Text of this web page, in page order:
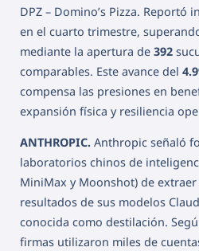
DPZ – Domino’s Pizza. Reportó
en el cuarto trimestre,
mediante la apertura de 392
comparables. Este avance del
compensa las presiones en
expansión física y resiliencia
ANTHROPIC. Anthropic señaló
laboratorios chinos de
MiniMax y Moonshot) de
resultados de sus modelos
conocida como destilación.
firmas utilizaron miles de